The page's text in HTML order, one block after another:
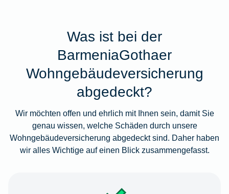
Was ist bei der
BarmeniaGothaer
Wohngebäudeversicherung
abgedeckt?
Wir möchten offen und ehrlich mit Ihnen sein, damit Sie
genau wissen, welche Schäden durch unsere
Wohngebäudeversicherung abgedeckt sind. Daher haben
wir alles Wichtige auf einen Blick zusammengefasst.